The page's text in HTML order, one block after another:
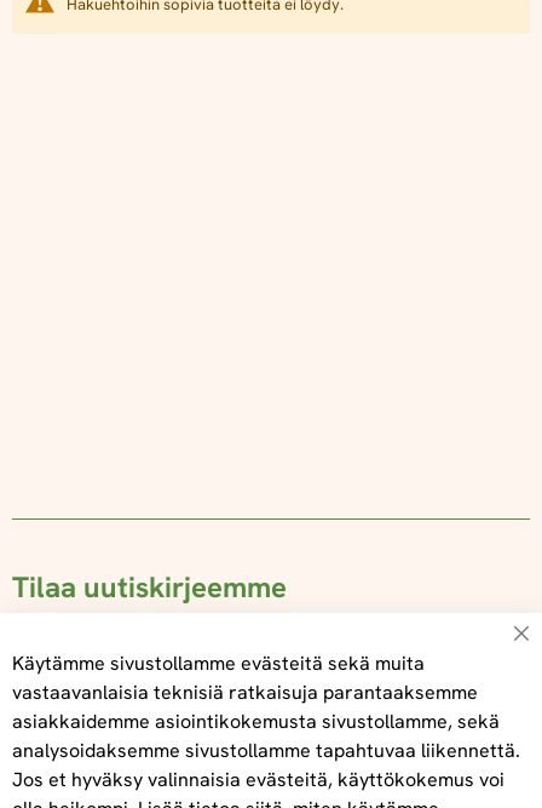
Hakuehtoihin sopivia tuotteita ei löydy.
Tilaa uutiskirjeemme
Tilaa
Käytämme sivustollamme evästeitä sekä muita
vastaavanlaisia teknisiä ratkaisuja parantaaksemme
asiakkaidemme asiointikokemusta sivustollamme, sekä
analysoidaksemme sivustollamme tapahtuvaa liikennettä.
Jos et hyväksy valinnaisia evästeitä, käyttökokemus voi